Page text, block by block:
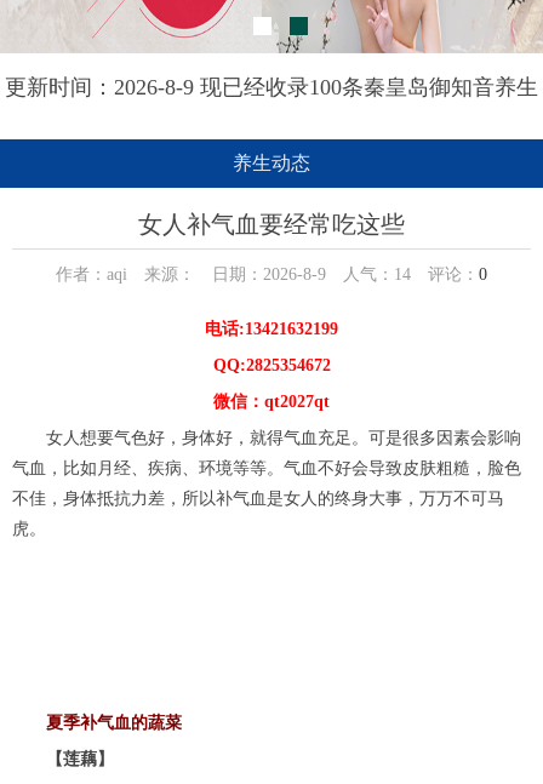
更新时间：2026-8-9 现已经收录100条秦皇岛御知音养生
养生动态
女人补气血要经常吃这些
作者：aqi 来源： 日期：2026-8-9 人气： 14 评论： 0
电话:13421632199
QQ:2825354672
微信：qt2027qt
女人想要气色好，身体好，就得气血充足。可是很多因素会影响
气血，比如月经、疾病、环境等等。气血不好会导致皮肤粗糙，脸色
不佳，身体抵抗力差，所以补气血是女人的终身大事，万万不可马
虎。
夏季补气血的蔬菜
【莲藕】